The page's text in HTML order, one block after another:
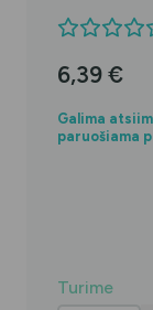
6,39 €
Galima
paruošiama
Turime